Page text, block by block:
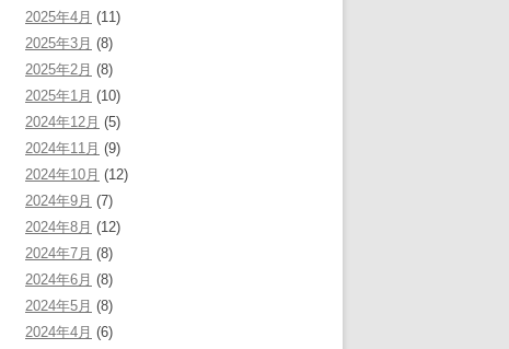
2025年4月 (11)
2025年3月 (8)
2025年2月 (8)
2025年1月 (10)
2024年12月 (5)
2024年11月 (9)
2024年10月 (12)
2024年9月 (7)
2024年8月 (12)
2024年7月 (8)
2024年6月 (8)
2024年5月 (8)
2024年4月 (6)